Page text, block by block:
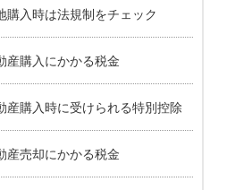
購入時は法規制をチェック
産購入にかかる税金
産購入時に受けられる特別控除
産売却にかかる税金